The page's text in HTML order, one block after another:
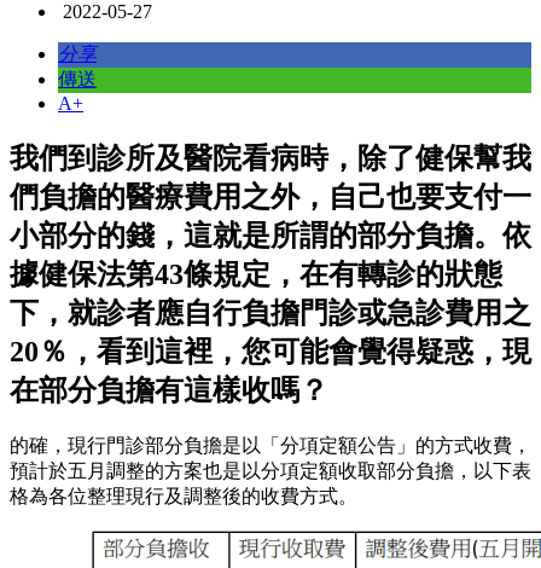
2022-05-27
分享
傳送
A+
我們到診所及醫院看病時，除了健保幫我
們負擔的醫療費用之外，自己也要支付一
小部分的錢，這就是所謂的部分負擔。依
據健保法第43條規定，在有轉診的狀態
下，就診者應自行負擔門診或急診費用之
20％，看到這裡，您可能會覺得疑惑，現
在部分負擔有這樣收嗎？
的確，現行門診部分負擔是以「分項定額公告」的方式收費，
預計於五月調整的方案也是以分項定額收取部分負擔，以下表
格為各位整理現行及調整後的收費方式。